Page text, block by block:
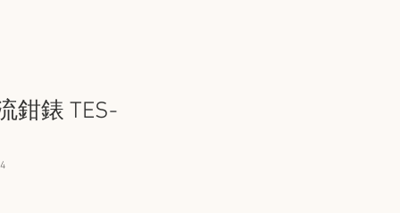
鉗錶 TES-